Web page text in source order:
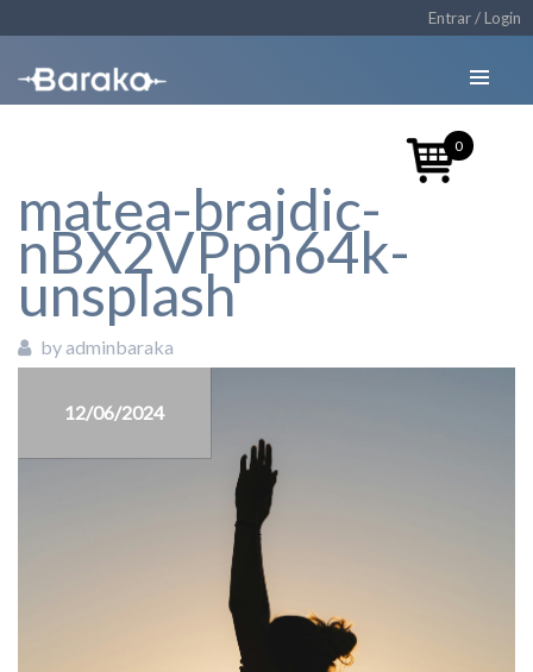
Entrar / Login
matea-brajdic-
nBX2VPpn64k-
unsplash
by adminbaraka
12/06/2024
0